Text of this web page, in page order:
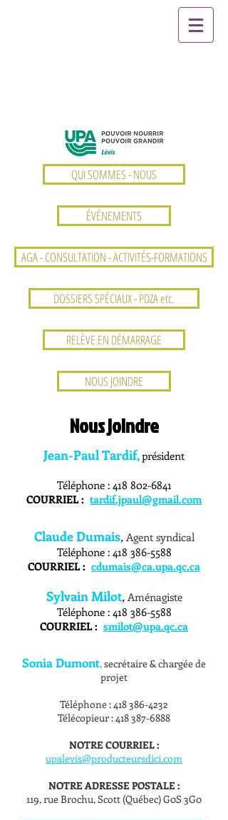
QUI SOMMES - NOUS
ÉVÉNEMENTS
AGA - CONSULTATION - ACTIVITÉS-FORMATIONS
DOSSIERS SPÉCIAUX - PDZA etc.
RELÈVE EN DÉMARRAGE
NOUS JOINDRE
Nous joindre
Jean-Paul Tardif, président
Téléphone : 418 802-6841
COURRIEL : tardif.jpaul@gmail.com
Claude Dumais, Agent syndical
Téléphone : 418 386-5588
COURRIEL : cdumais@ca.upa.qc.ca
Sylvain Milot, Aménagiste
Téléphone : 418 386-5588
COURRIEL : smilot@upa.qc.ca
Sonia Dumont,secrétaire & chargée de
projet
Téléphone :418 386-4232
Télécopieur :418 387-6888
NOTRE COURRIEL :
upalevis@producteursdici.com
NOTRE ADRESSE POSTALE :
119, rue Brochu, Scott (Québec) G0S 3G0